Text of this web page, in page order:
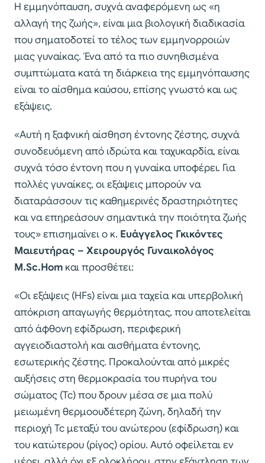
Η εμμηνόπαυση, συχνά αναφερόμενη ως «η
αλλαγή της ζωής», είναι μια βιολογική διαδικασία
που σηματοδοτεί το τέλος των εμμηνορροιών
μιας γυναίκας. Ένα από τα πιο συνηθισμένα
συμπτώματα κατά τη διάρκεια της εμμηνόπαυσης
είναι το αίσθημα καύσου, επίσης γνωστό και ως
εξάψεις.
«Αυτή η ξαφνική αίσθηση έντονης ζέστης, συχνά
συνοδευόμενη από ιδρώτα και ταχυκαρδία, είναι
συχνά τόσο έντονη που η γυναίκα υποφέρει. Για
πολλές γυναίκες, οι εξάψεις μπορούν να
διαταράσσουν τις καθημερινές δραστηριότητες
και να επηρεάσουν σημαντικά την ποιότητα ζωής
τους» επισημαίνει ο κ. Ευάγγελος Γκικόντες
Μαιευτήρας – Χειρουργός Γυναικολόγος
M.Sc.Hom και προσθέτει:
«Οι εξάψεις (HFs) είναι μια ταχεία και υπερβολική
απόκριση απαγωγής θερμότητας, που αποτελείται
από άφθονη εφίδρωση, περιφερική
αγγειοδιαστολή και αισθήματα έντονης,
εσωτερικής ζέστης. Προκαλούνται από μικρές
αυξήσεις στη θερμοκρασία του πυρήνα του
σώματος (Tc) που δρουν μέσα σε μια πολύ
μειωμένη θερμοουδέτερη ζώνη, δηλαδή την
περιοχή Tc μεταξύ του ανώτερου (εφίδρωση) και
του κατώτερου (ρίγος) ορίου. Αυτό οφείλεται εν